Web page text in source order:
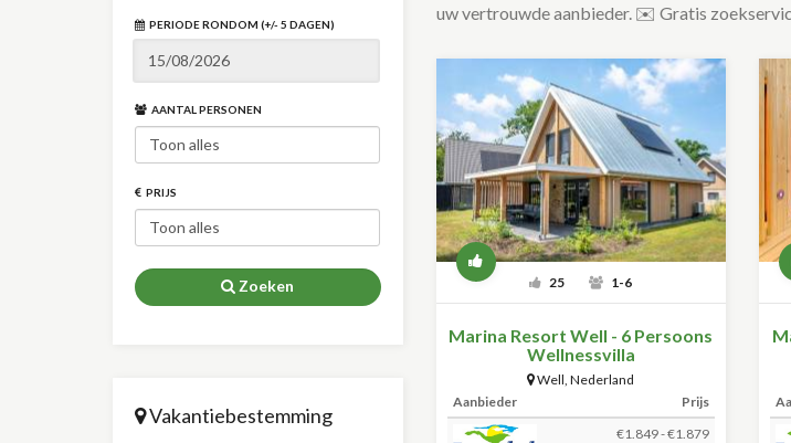
PERIODE RONDOM (+/- 5 DAGEN)
AANTAL PERSONEN
PRIJS
Zoeken
Vakantiebestemming
uw vertrouwde aanbieder. ✉️ Gratis
25 1-6
Marina Resort Well - 6 Persoons
Wellnessvilla
Well,Nederland
Aanbieder
Prijs
€1.849 - €1.879